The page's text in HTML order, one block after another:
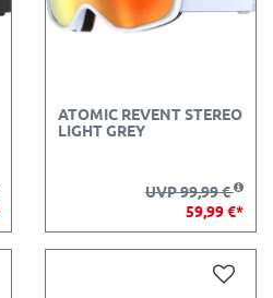
ATOMIC REVENT STEREO
LIGHT GREY
UVP 99,99 €
59,99 €*